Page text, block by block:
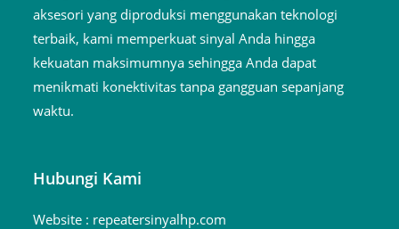
aksesori yang diproduksi menggunakan teknologi
terbaik, kami memperkuat sinyal Anda hingga
kekuatan maksimumnya sehingga Anda dapat
menikmati konektivitas tanpa gangguan sepanjang
waktu.
Hubungi Kami
Website : repeatersinyalhp.com